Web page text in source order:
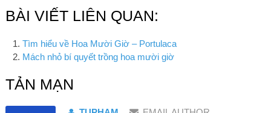
BÀI VIẾT LIÊN QUAN:
Tìm hiểu về Hoa Mười Giờ – Portulaca
Mách nhỏ bí quyết trồng hoa mười giờ
TẢN MẠN